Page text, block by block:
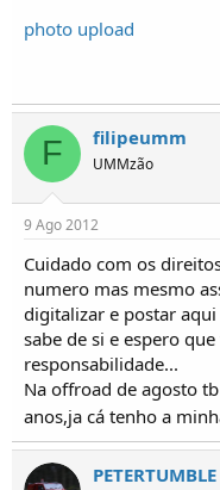
photo upload
F filipeumm
UMMzão
9 Ago 2012
Cuidado com os
numero mas mesmo
digitalizar e postar
sabe de si e espero
responsabilidade...
Na offroad de agosto
anos,ja cá tenho a
PETERTUMBLE